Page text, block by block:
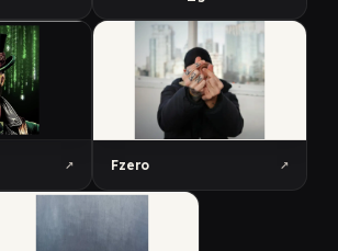
↗ Fzero ↗